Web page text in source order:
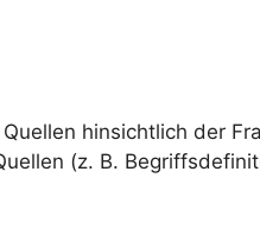
hinsichtlich der
(z. B.